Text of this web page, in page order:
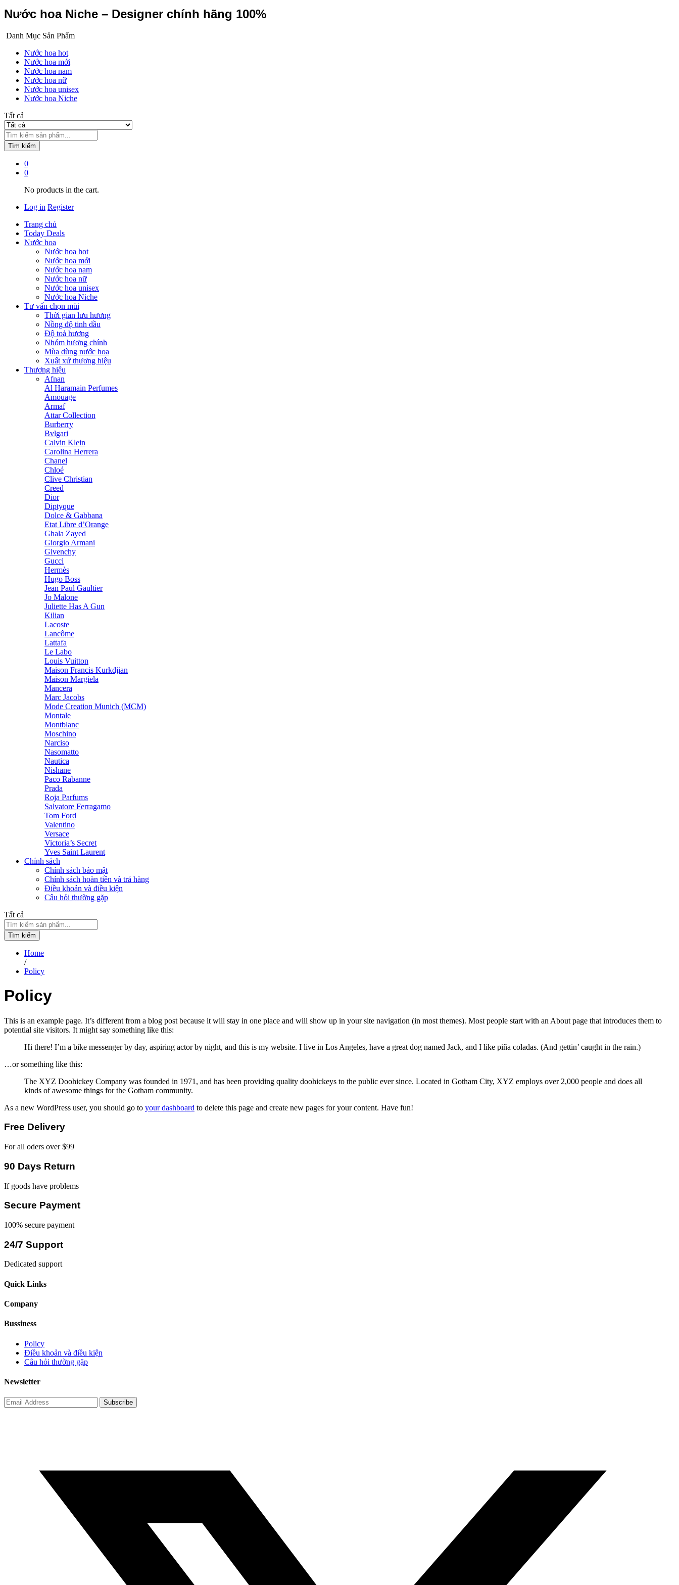
Nước hoa Niche – Designer chính hãng 100%
Danh Mục Sản Phẩm
Nước hoa hot
Nước hoa mới
Nước hoa nam
Nước hoa nữ
Nước hoa unisex
Nước hoa Niche
Tất cả
Tìm kiếm
0
0
No products in the cart.
Log in Register
Trang chủ
Today Deals
Nước hoa
Nước hoa hot
Nước hoa mới
Nước hoa nam
Nước hoa nữ
Nước hoa unisex
Nước hoa Niche
Tư vấn chọn mùi
Thời gian lưu hương
Nồng độ tinh dầu
Độ toả hương
Nhóm hương chính
Mùa dùng nước hoa
Xuất xứ thương hiệu
Thương hiệu
Afnan
Al Haramain Perfumes
Amouage
Armaf
Attar Collection
Burberry
Bvlgari
Calvin Klein
Carolina Herrera
Chanel
Chloé
Clive Christian
Creed
Dior
Diptyque
Dolce & Gabbana
Etat Libre d’Orange
Ghala Zayed
Giorgio Armani
Givenchy
Gucci
Hermès
Hugo Boss
Jean Paul Gaultier
Jo Malone
Juliette Has A Gun
Kilian
Lacoste
Lancôme
Lattafa
Le Labo
Louis Vuitton
Maison Francis Kurkdjian
Maison Margiela
Mancera
Marc Jacobs
Mode Creation Munich (MCM)
Montale
Montblanc
Moschino
Narciso
Nasomatto
Nautica
Nishane
Paco Rabanne
Prada
Roja Parfums
Salvatore Ferragamo
Tom Ford
Valentino
Versace
Victoria’s Secret
Yves Saint Laurent
Chính sách
Chính sách bảo mật
Chính sách hoàn tiền và trả hàng
Điều khoản và điều kiện
Câu hỏi thường gặp
Tất cả
Tìm kiếm
Home
/
Policy
Policy
This is an example page. It’s different from a blog post because it will stay in one place and will show up in your site navigation (in most themes). Most people start with an About page that introduces them to
potential site visitors. It might say something like this:
Hi there! I’m a bike messenger by day, aspiring actor by night, and this is my website. I live in Los Angeles, have a great dog named Jack, and I like piña coladas. (And gettin’ caught in the rain.)
…or something like this:
The XYZ Doohickey Company was founded in 1971, and has been providing quality doohickeys to the public ever since. Located in Gotham City, XYZ employs over 2,000 people and does all
kinds of awesome things for the Gotham community.
As a new WordPress user, you should go to your dashboard to delete this page and create new pages for your content. Have fun!
Free Delivery
For all oders over $99
90 Days Return
If goods have problems
Secure Payment
100% secure payment
24/7 Support
Dedicated support
Quick Links
Company
Bussiness
Policy
Điều khoản và điều kiện
Câu hỏi thường gặp
Newsletter